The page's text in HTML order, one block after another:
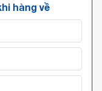
hàng về